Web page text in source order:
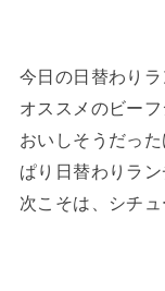
今日の日替わりラ
オススメのビー
おいしそうだっ
ぱり日替わりラン
次こそは、シチ